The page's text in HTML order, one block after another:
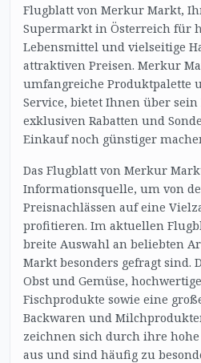
Flugblatt von Merkur Markt,
Supermarkt in Österreich für
Lebensmittel und vielseitige
attraktiven Preisen. Merkur
umfangreiche Produktpalette
Service, bietet Ihnen über
exklusiven Rabatten und
Einkauf noch günstiger
Das Flugblatt von Merkur
Informationsquelle, um von
Preisnachlässen auf eine
profitieren. Im aktuellen
breite Auswahl an beliebten
Markt besonders gefragt sind.
Obst und Gemüse,
Fischprodukte sowie eine
Backwaren und
zeichnen sich durch ihre
aus und sind häufig zu